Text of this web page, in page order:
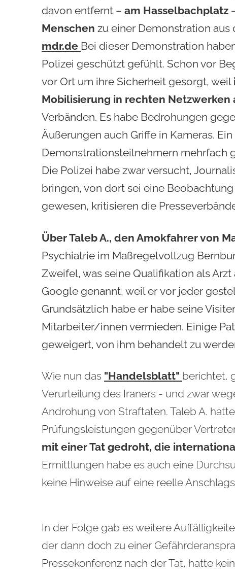
davon entfernt – am Hasselbachplatz
Menschen zu einer Demonstration aus
mdr.de Bei dieser Demonstration
Polizei geschützt gefühlt. Schon vor
vor Ort um ihre Sicherheit gesorgt, weil
Mobilisierung in rechten Netzwerken
Verbänden. Es habe Bedrohungen
Äußerungen auch Griffe in Kameras.
Demonstrationsteilnehmern mehrfach
Die Polizei habe zwar versucht,
bringen, von dort sei eine
gewesen, kritisieren die
Über Taleb A., den Amokfahrer von
Psychiatrie im Maßregelvollzug
Zweifel, was seine Qualifikation als
Google genannt, weil er vor jeder
Grundsätzlich habe er habe seine
Mitarbeiter/innen vermieden. Einige
geweigert, von ihm behandelt zu
Wie nun das "Handelsblatt" berichtet,
Verurteilung des Iraners - und zwar
Androhung von Straftaten. Taleb A.
Prüfungsleistungen gegenüber
mit einer Tat gedroht, die
Ermittlungen habe es auch eine
keine Hinweise auf eine reelle
In der Folge gab es weitere
der dann doch zu einer
Pressekonferenz nach der Tat, hatte